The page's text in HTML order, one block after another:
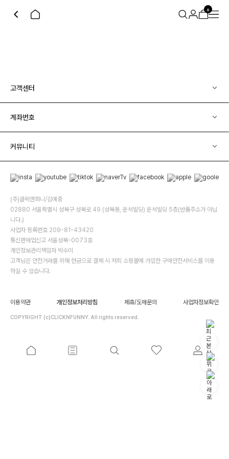
0
고객센터
계좌번호
커뮤니티
(주)클릭앤퍼니/김예중
02880 서울특별시 성북구 성북로 49 (성북동, 운석빌딩) 운석빌딩 5층(반품주소가 아닙
니다.)
사업자 등록번호 209-81-43420
통신판매업신고 서울성북-0073호
개인정보관리책임자 박수미
고객님은 안전거래를 위해 현금으로 결제 시 저희 소핑몰에 가입한 구매안전서비스를 이용
하실 수 있습니다.
이용약관 개인정보처리방침 제휴/도매문의 사업자정보확인
COPYRIGHT (c)CLICKNFUNNY. All rights reserved.